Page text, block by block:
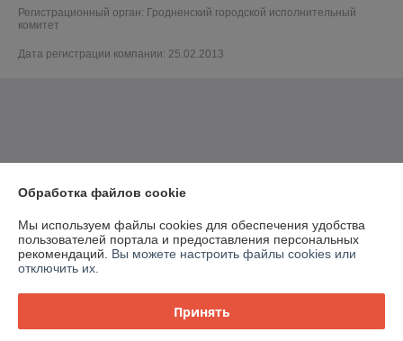
Регистрационный орган: Гродненский городской исполнительный
комитет
Дата регистрации компании: 25.02.2013
Обработка файлов cookie
Мы используем файлы cookies для обеспечения удобства
пользователей портала и предоставления персональных
рекомендаций. Вы можете настроить файлы cookies или
отключить их.
Принять